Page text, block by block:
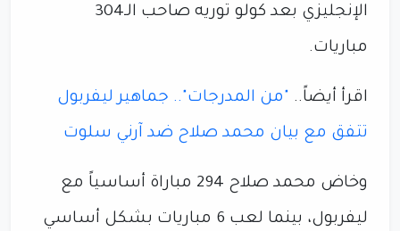
الإنجليزي بعد كولو توريه صاحب الـ304
مباريات.
اقرأ أيضاً.. "من المدرجات".. جماهير ليفربول
تتفق مع بيان محمد صلاح ضد آرني سلوت
وخاض محمد صلاح 294 مباراة أساسياً مع
ليفربول، بينما لعب 6 مباريات بشكل أساسي